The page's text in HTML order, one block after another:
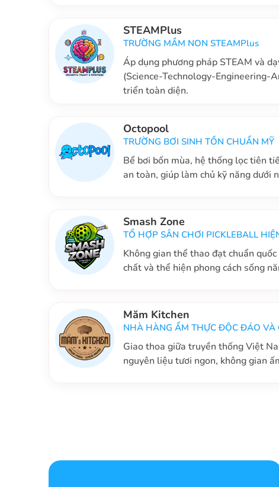
STEAMPlus
TRƯỜNG MẦM NON STEAMPlus
Áp dụng phương pháp STEAM và
(Science-Technology-Engineering-
triển toàn diện.
Octopool
TRƯỜNG BƠI SINH TỒN CHUẨN MỸ
Bể bơi bốn mùa, hệ thống lọc tiên
an toàn, giúp làm chủ kỹ năng dưới
Smash Zone
TỔ HỢP SÂN CHƠI PICKLEBALL
Không gian thể thao đạt chuẩn
chất và thể hiện phong cách sống
Măm Kitchen
NHÀ HÀNG ẨM THỰC ĐỘC ĐÁO VÀ
Giao thoa giữa truyền thống Việt
nguyên liệu tươi ngon, không gian